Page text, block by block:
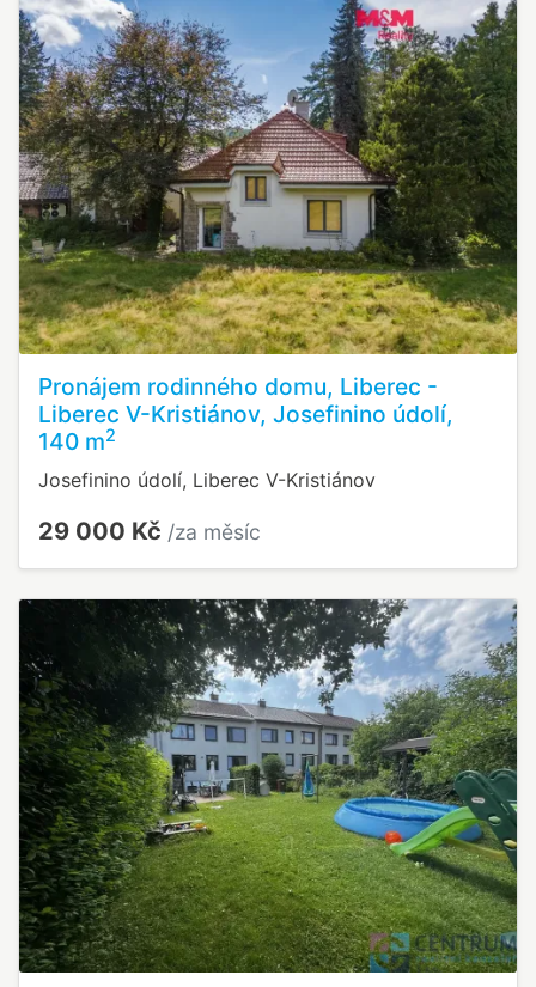
Pronájem rodinného domu, Liberec -
Liberec V-Kristiánov, Josefinino údolí,
140 m2
Josefinino údolí, Liberec V-Kristiánov
29 000 Kč /za měsíc